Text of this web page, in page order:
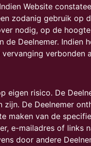
Website
zodanig gebruik
nodig, op de
de Deelnemer.
eigen risico. De
De Deelnemer
maken van de
e-mailadres of
door andere